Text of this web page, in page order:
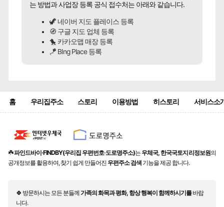
는 방법과 사업장 등록 공식 접수처는 아래와 같습니다.
🦖 네이버 지도 플레이스 등록
🧭 구글 지도 업체 등록
🐤 카카오맵 매장 등록
🪁 BIng Place 등록
홈 우리집주소 스토리 이용방법 히스토리 서비스소
☘️파인드바이·FINDBY(우리집 우편번호·도로명주소)는 우체국, 한국국토지리정보원의
공개정보를 활용하여, 찾기 쉽게 만들어진 우편주소 검색 기능을 제공 합니다.
🍀 방문하시는 모든 분들께가족의 화목과 평화, 항상 행복이 함께하시기를바랍
니다.